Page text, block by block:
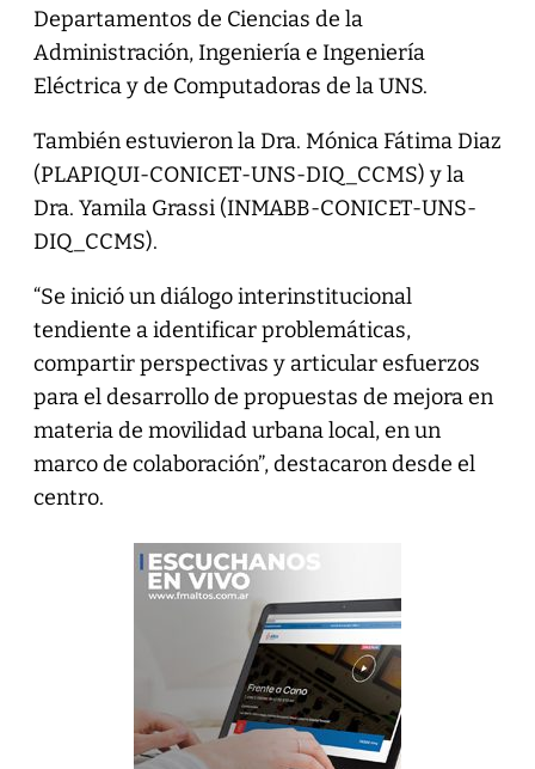
Departamentos de Ciencias de la
Administración, Ingeniería e Ingeniería
Eléctrica y de Computadoras de la UNS.
También estuvieron la Dra. Mónica Fátima Diaz
(PLAPIQUI-CONICET-UNS-DIQ_CCMS) y la
Dra. Yamila Grassi (INMABB-CONICET-UNS-
DIQ_CCMS).
“Se inició un diálogo interinstitucional
tendiente a identificar problemáticas,
compartir perspectivas y articular esfuerzos
para el desarrollo de propuestas de mejora en
materia de movilidad urbana local, en un
marco de colaboración”, destacaron desde el
centro.